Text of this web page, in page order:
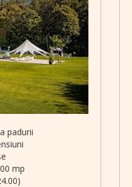
padurii
mp